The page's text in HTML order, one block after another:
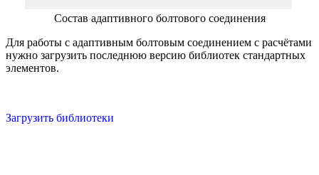
Состав адаптивного болтового соединения
Для работы с адаптивным болтовым соединением с расчётами
нужно загрузить последнюю версию библиотек стандартных
элементов.
Загрузить библиотеки